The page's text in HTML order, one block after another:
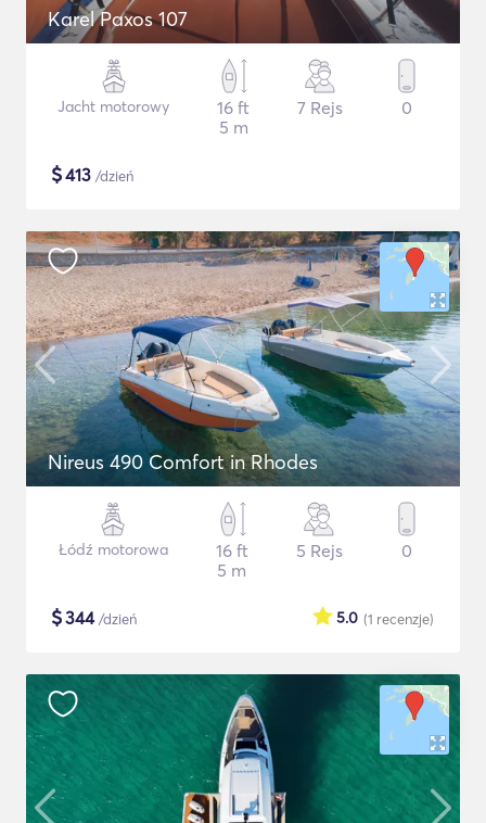
Karel Paxos 107
Jacht motorowy
16 ft
5 m
7 Rejs 0
$413 /dzień
Nireus 490 Comfort in Rhodes
Łódź motorowa
16 ft
5 m
5 Rejs 0
$344/dzień (1 recenzje)
5.0